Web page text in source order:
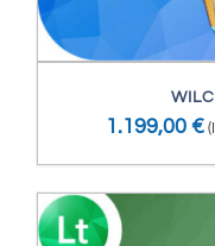
1.199,00 €